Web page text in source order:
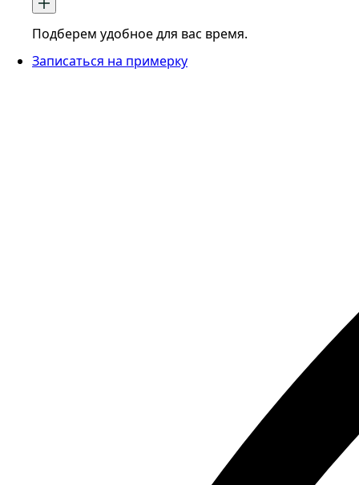
Подберем удобное для вас время.
Записаться на примерку